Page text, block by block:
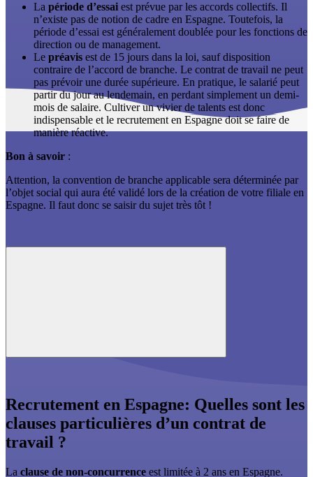
La période d’essai est prévue par les accords collectifs. Il
n’existe pas de notion de cadre en Espagne. Toutefois, la
période d’essai est généralement doublée pour les fonctions de
direction ou de management.
Le préavis est de 15 jours dans la loi, sauf disposition
contraire de l’accord de branche. Le contrat de travail ne peut
pas prévoir une durée supérieure. En pratique, le salarié peut
partir du jour au lendemain, en perdant simplement un demi-
mois de salaire. Cultiver un vivier de talents est donc
indispensable et le recrutement en Espagne doit se faire de
manière réactive.
Bon à savoir :
Attention, la convention de branche applicable sera déterminée par
l’objet social qui aura été validé lors de la création de votre filiale en
Espagne. Il faut donc se saisir du sujet très tôt !
Recrutement en Espagne: Quelles sont les
clauses particulières d’un contrat de
travail ?
La clause de non-concurrence est limitée à 2 ans en Espagne.